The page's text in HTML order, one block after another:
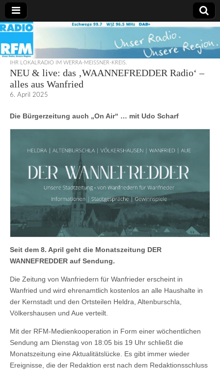
Radio
RFM
IHR LOKALRADIO IM WERRA-MEISSNER-KREIS.
NEU & live: das ‚WAANNEFREDDER Radio‘ –
alles aus Wanfried
6. April 2025
Die Bürgerzeitung auch „On Air“ … mit Udo Scharf
Seit dem 8. April geht die Monatszeitung DER
WANNEFREDDER auf Sendung.
Die Zeitung von Wanfriedern für Wanfrieder erscheint in
Wanfried und wird ehrenamtlich kostenlos an alle Haushalte in
der Kernstadt und den Ortsteilen Heldra, Altenburschla,
Völkershausen und Aue verteilt.
Mit der RFM-Medienkooperation in Form einer wöchentlichen
Sendung am Dienstag von 18:05 bis 19 Uhr schließt die
Monatszeitung eine Aktualitätslücke. Es gibt immer wieder
Ereignisse, die der Redaktion erst nach dem Redaktionsschluss